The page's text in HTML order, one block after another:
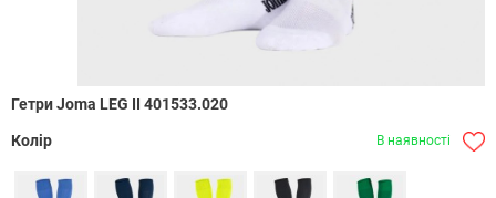
Гетри Joma LEG II 401533.020
В наявності
Колір